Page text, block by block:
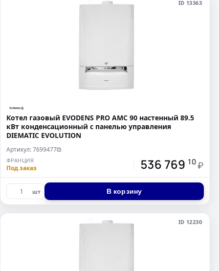
ID 13363
Котел газовый EVODENS PRO AMC 90 настенный 89.5
кВт конденсационный c панелью управления
DIEMATIC EVOLUTION
Артикул: 7699477⧉
ФРАНЦИЯ
Под заказ 536 769 10 ₽
шт В корзину
ID 12230